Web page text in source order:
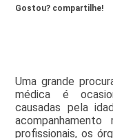
Gostou? compartilhe!
Uma grande
médica é
causadas pela
profissionais, os